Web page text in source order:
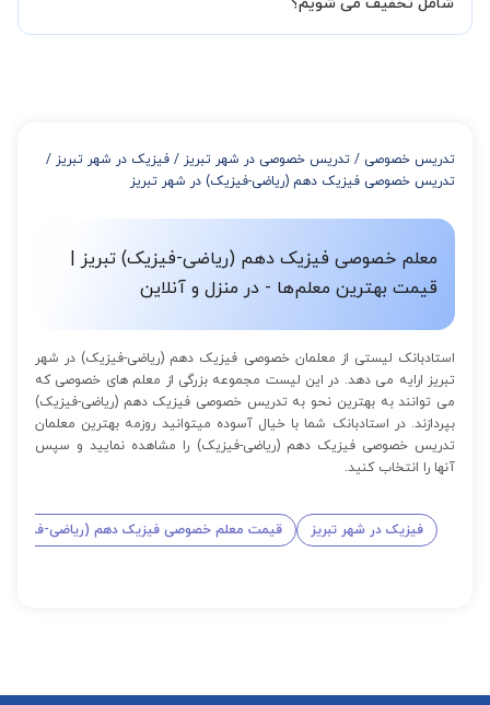
از 12 تا 15 جلسه: 7% تخفیف
از 16 تا 100 جلسه: 9% تخفیف
تدریس خصوصی / تدریس خصوصی در شهر تبریز / فیزیک در شهر تبریز /
تدریس خصوصی فیزیک دهم (ریاضی-فیزیک) در شهر تبریز
معلم خصوصی فیزیک دهم (ریاضی-فیزیک) تبریز |
قیمت بهترین معلم‌ها - در منزل و آنلاین
استادبانک لیستی از معلمان خصوصی فیزیک دهم (ریاضی-فیزیک) در شهر
تبریز ارایه می دهد. در این لیست مجموعه بزرگی از معلم های خصوصی که
می توانند به بهترین نحو به تدریس خصوصی فیزیک دهم (ریاضی-فیزیک)
بپردازند. در استادبانک شما با خیال آسوده میتوانید روزمه بهترین معلمان
تدریس خصوصی فیزیک دهم (ریاضی-فیزیک) را مشاهده نمایید و سپس
آنها را انتخاب کنید.
فیزیک در شهر تبریز قیمت معلم خصوصی فیزیک دهم (ریاضی-فیزیک)